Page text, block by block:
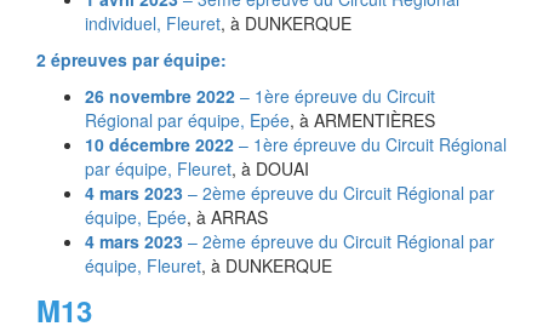
individuel, Fleuret, à DUNKERQUE
2 épreuves par équipe:
26 novembre 2022 – 1ère épreuve du Circuit
Régional par équipe, Epée, à ARMENTIÈRES
10 décembre 2022 – 1ère épreuve du Circuit Régional
par équipe, Fleuret, à DOUAI
4 mars 2023 – 2ème épreuve du Circuit Régional par
équipe, Epée, à ARRAS
4 mars 2023 – 2ème épreuve du Circuit Régional par
équipe, Fleuret, à DUNKERQUE
M13